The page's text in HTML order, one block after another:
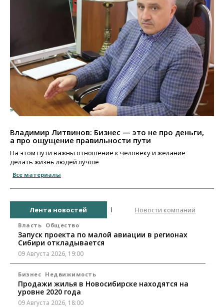
Владимир Литвинов: Бизнес — это не про деньги,
а про ощущение правильности пути
На этом пути важны отношение к человеку и желание
делать жизнь людей лучше
Все материалы
Лента новостей Новости компаний
Власть Общество
Запуск проекта по малой авиации в регионах
Сибири откладывается
09 Августа 2026, 19:00
Бизнес Недвижимость
Продажи жилья в Новосибирске находятся на
уровне 2020 года
09 Августа 2026, 18:00